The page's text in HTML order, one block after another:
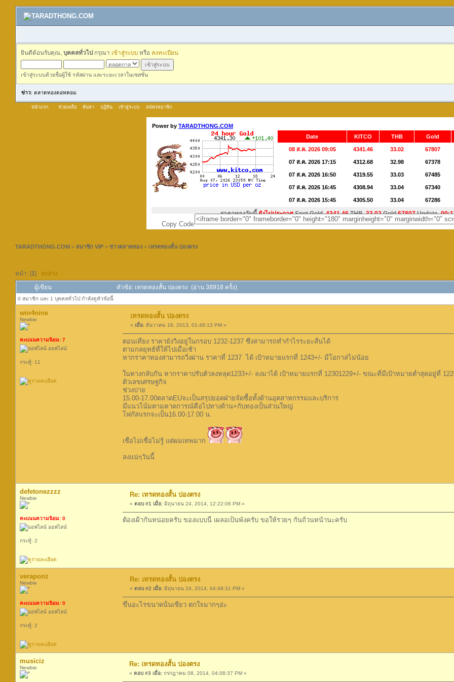
ยินดีต้อนรับคุณ, บุคคลทั่วไป กรุณา เข้าสู่ระบบ หรือ ลงทะเบียน
เข้าสู่ระบบด้วยชื่อผู้ใช้ รหัสผ่าน และระยะเวลาในเซสชั่น
ข่าว: ตลาดทองดอทคอม
หน้าแรก ช่วยเหลือ ค้นหา ปฏิทิน เข้าสู่ระบบ สมัครสมาชิก
Copy Code
TARADTHONG.COM > สมาชิก VIP > ข่าวตลาดทอง > เทรดทองสั้น บ่องตรง
หน้า: [1] ลงล่าง
ผู้เขียน หัวข้อ: เทรดทองสั้น บ่องตรง (อ่าน 38918 ครั้ง)
0 สมาชิก และ 1 บุคคลทั่วไป กำลังดูหัวข้อนี้
win4nine
Newbie
คะแนนความนิยม: 7
ออฟไลน์
กระทู้: 11
เทรดทองสั้น บ่องตรง
« เมื่อ: ธันวาคม 16, 2013, 01:48:13 PM »
ตอนเที่ยง ราคายังวิ่งอยู่ในกรอบ 1232-1237 ซึ่งสามารถทำกำไรระยะสั้นได้
ตามกลยุทธ์ที่ให้ไปเมื่อเช้า
หากราคาทองสามารถวิ่งผ่าน ราคาที่ 1237 ได้ เป้าหมายแรกที่ 1243+/- มีโอกาสไม่น้อย
ในทางกลับกัน หากราคาปรับตัวลงหลุด1233+/- ลงมาได้ เป้าหมายแรกที่ 12301229+/- ขณะที่มีเป้าหมายต่ำสุดอยู่ที่
ตัวเลขเศรษฐกิจ
ช่วงบ่าย
15.00-17.00ตลาดEUจะเป็นสรุปยอดฝ่ายจัดซื้อทั้งด้านอุตสาหกรรมและบริการ
มีแนวโน้มตามคาดการณ์คือไปทางด้าน+กับทองเป็นส่วนใหญ่
โฟกัสแรกจะเป็น16.00-17.00 น.
เชื่อไม่เชื่อไม่รู้ แต่ผมเทพมาก
ลงแน่ๆวันนี้
defetonezzzz
Newbie
คะแนนความนิยม: 0
ออฟไลน์
กระทู้: 2
Re: เทรดทองสั้น บ่องตรง
« ตอบ #1 เมื่อ: มิถุนายน 24, 2014, 12:22:06 PM »
ต้องเฝ้ากันหน่อยครับ ของแบบนี้ เผลอเป็นพังครับ ขอให้รวยๆ กันถ้วนหน้านะครับ
veraponz
Newbie
คะแนนความนิยม: 0
ออฟไลน์
กระทู้: 2
Re: เทรดทองสั้น บ่องตรง
« ตอบ #2 เมื่อ: มิถุนายน 24, 2014, 04:48:31 PM »
ขึ้นอะไรขนาดนั้นเชียว ตกใจมากๆอ่ะ
musiciz
Newbie Re: เทรดทองสั้น บ่องตรง
« ตอบ #3 เมื่อ: กรกฎาคม 08, 2014, 04:08:37 PM »